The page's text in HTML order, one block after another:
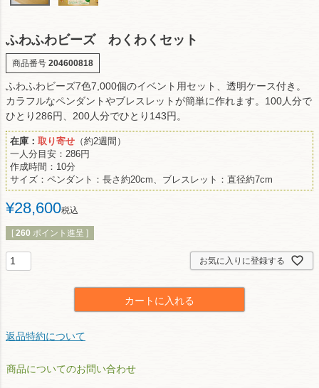
ふわふわビーズ わくわくセット
商品番号 204600818
ふわふわビーズ7色7,000個のイベント用セット、透明ケース付き。
カラフルなペンダントやブレスレットが簡単に作れます。100人分で
ひとり286円、200人分でひとり143円。
在庫： 取り寄せ （約2週間）
一人分目安：286円
作成時間：10分
サイズ：ペンダント：長さ約20cm、ブレスレット：直径約7cm
¥28,600税込
[ 260 ポイント進呈 ]
お気に入りに登録する
カートに入れる
返品特約について
商品についてのお問い合わせ